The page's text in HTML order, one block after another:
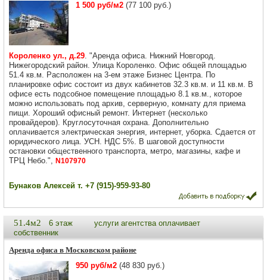
1 500 руб/м2 (77 100 руб.)
Короленко ул., д.29. "Аренда офиса. Нижний Новгород.
Нижегородский район. Улица Короленко. Офис общей площадью
51.4 кв.м. Расположен на 3-ем этаже Бизнес Центра. По
планировке офис состоит из двух кабинетов 32.3 кв.м. и 11 кв.м. В
офисе есть подсобное помещение площадью 8.1 кв.м., которое
можно использовать под архив, серверную, комнату для приема
пищи. Хороший офисный ремонт. Интернет (несколько
провайдеров). Круглосуточная охрана. Дополнительно
оплачивается электрическая энергия, интернет, уборка. Сдается от
юридического лица. УСН. НДС 5%. В шаговой доступности
остановки общественного транспорта, метро, магазины, кафе и
ТРЦ Небо.", N107970
Бунаков Алексей т. +7 (915)-959-93-80
51.4м2 6 этаж
услуги агентства оплачивает
собственник
Аренда офиса в Московском районе
950 руб/м2 (48 830 руб.)